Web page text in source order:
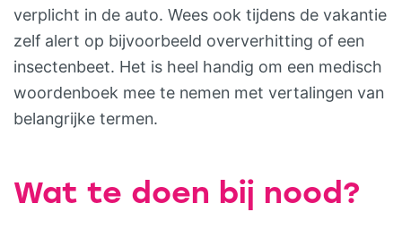
verplicht in de auto. Wees ook tijdens de vakantie
zelf alert op bijvoorbeeld oververhitting of een
insectenbeet. Het is heel handig om een medisch
woordenboek mee te nemen met vertalingen van
belangrijke termen.
Wat te doen bij nood?